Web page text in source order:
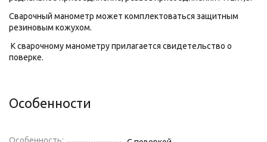
Сварочный манометр может комплектоваться защитным
резиновым кожухом.
К сварочному манометру прилагается свидетельство о
поверке.
Особенности